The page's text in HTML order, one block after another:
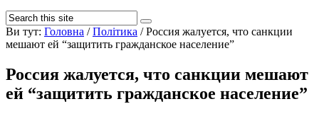
Ви тут: Головна /Політика /Россия жалуется, что санкции
мешают ей “защитить гражданское население”
Россия жалуется, что санкции мешают
ей “защитить гражданское население”